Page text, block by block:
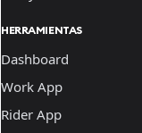
HERRAMIENTAS
Dashboard
Work App
Rider App